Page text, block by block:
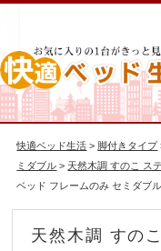
快適ベッド生活 > 脚付きタイプ
ミダブル > 天然木調 すのこ ス
ベッド フレームのみ セミダブル
天然木調 すの